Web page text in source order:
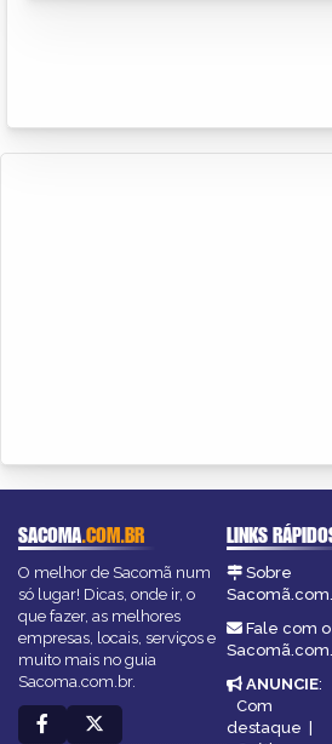
SACOMA.COM.BR
O melhor de Sacomã num
só lugar! Dicas, onde ir, o
que fazer, as melhores
empresas, locais, serviços e
muito mais no guia
Sacoma.com.br.
LINKS
Sobre
Fale com o
ANUNCIE:
Com
destaque |